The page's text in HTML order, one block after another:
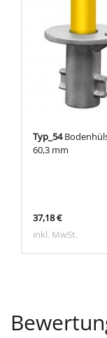
Typ_54
60,3 mm
37,18 €
inkl. MwSt.